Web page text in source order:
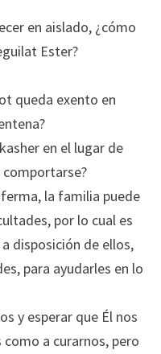
en aislado, ¿cómo
Ester?
queda exento en
en el lugar de
la familia puede
por lo cual es
disposición de ellos,
para ayudarles en lo
y esperar que Él nos
a curarnos, pero